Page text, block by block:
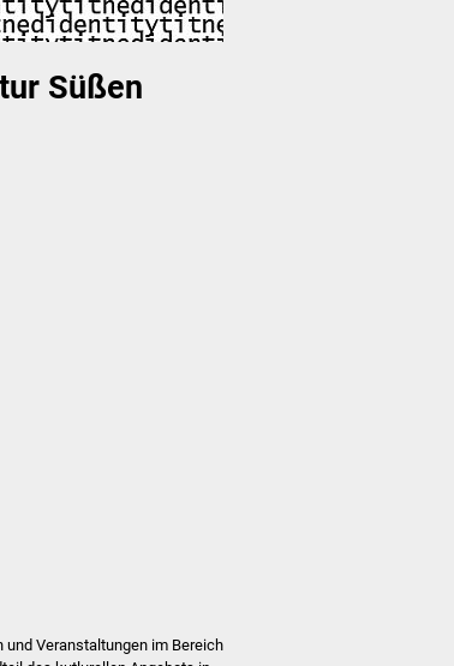
Süßen
und Veranstaltungen im Bereich